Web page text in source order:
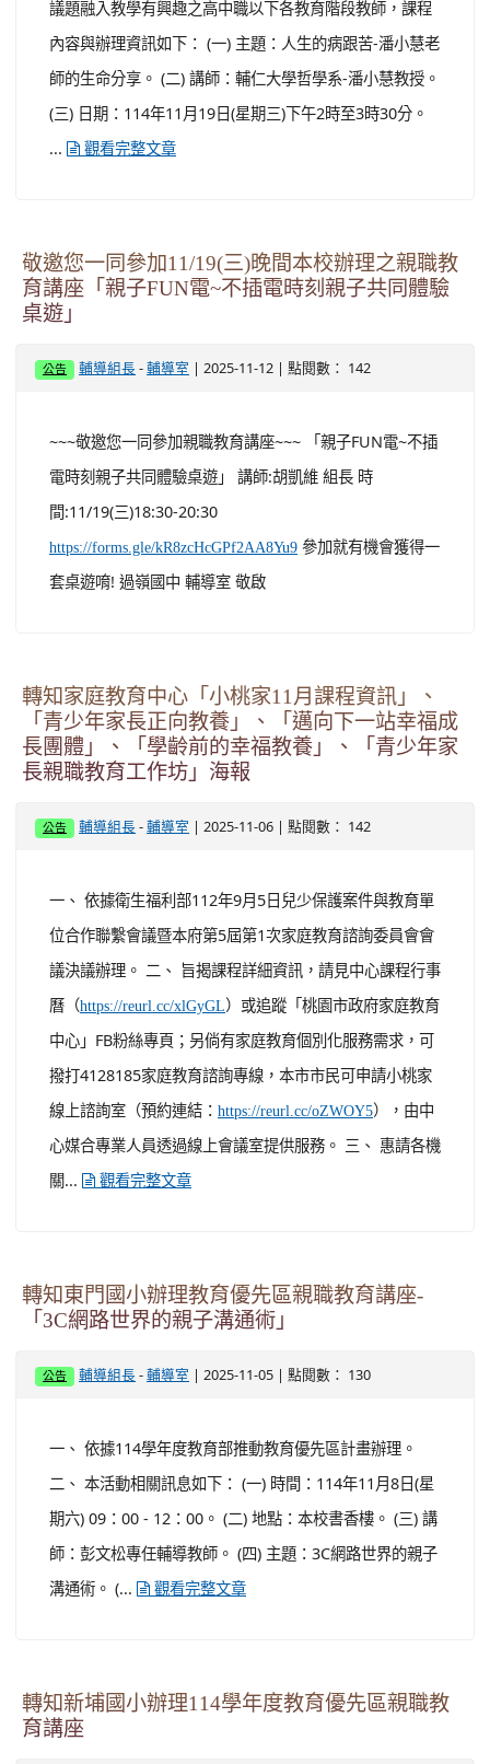
議題融入教學有興趣之高中職以下各教育階段教師，課程
內容與辦理資訊如下： (一) 主題：人生的病跟苦-潘小慧老
師的生命分享。 (二) 講師：輔仁大學哲學系-潘小慧教授。
(三) 日期：114年11月19日(星期三)下午2時至3時30分。
...
觀看完整文章
敬邀您一同參加11/19(三)晚間本校辦理之親職教
育講座「親子FUN電~不插電時刻親子共同體驗
桌遊」
公告 輔導組長 -輔導室 | 2025-11-12 | 點閱數： 142
~~~敬邀您一同參加親職教育講座~~~ 「親子FUN電~不插
電時刻親子共同體驗桌遊」 講師:胡凱維 組長 時
間:11/19(三)18:30-20:30
https://forms.gle/kR8zcHcGPf2AA8Yu9 參加就有機會獲得一
套桌遊唷! 過嶺國中 輔導室 敬啟
轉知家庭教育中心「小桃家11月課程資訊」、
「青少年家長正向教養」、「邁向下一站幸福成
長團體」、「學齡前的幸福教養」、「青少年家
長親職教育工作坊」海報
公告 輔導組長 -輔導室 | 2025-11-06 | 點閱數： 142
一、 依據衛生福利部112年9月5日兒少保護案件與教育單
位合作聯繫會議暨本府第5屆第1次家庭教育諮詢委員會會
議決議辦理。 二、 旨揭課程詳細資訊，請見中心課程行事
曆（https://reurl.cc/xlGyGL）或追蹤「桃園市政府家庭教育
中心」FB粉絲專頁；另倘有家庭教育個別化服務需求，可
撥打4128185家庭教育諮詢專線，本市市民可申請小桃家
線上諮詢室（預約連結： https://reurl.cc/oZWOY5），由中
心媒合專業人員透過線上會議室提供服務。 三、 惠請各機
關...
觀看完整文章
轉知東門國小辦理教育優先區親職教育講座-
「3C網路世界的親子溝通術」
公告 輔導組長 -輔導室 | 2025-11-05 | 點閱數： 130
一、 依據114學年度教育部推動教育優先區計畫辦理。
二、 本活動相關訊息如下： (一) 時間：114年11月8日(星
期六) 09：00 - 12：00。 (二) 地點：本校書香樓。 (三) 講
師：彭文松專任輔導教師。 (四) 主題：3C網路世界的親子
溝通術。 (...
觀看完整文章
轉知新埔國小辦理114學年度教育優先區親職教
育講座